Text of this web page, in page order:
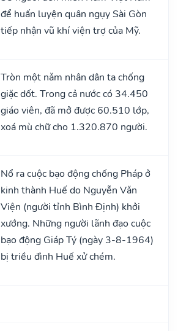
để huấn luyện quân ngụy Sài Gòn
tiếp nhận vũ khí viện trợ của Mỹ.
Tròn một nǎm nhân dân ta chống
giặc dốt. Trong cả nước có 34.450
giáo viên, đã mở được 60.510 lớp,
xoá mù chữ cho 1.320.870 người.
Nổ ra cuộc bạo động chống Pháp ở
kinh thành Huế do Nguyễn Vǎn
Viện (người tỉnh Bình Định) khởi
xướng. Những người lãnh đạo cuộc
bạo động Giáp Tý (ngày 3-8-1964)
bị triều đình Huế xử chém.